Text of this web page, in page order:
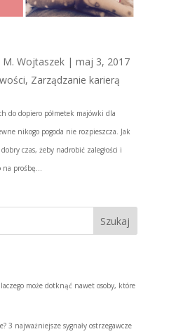
M. Wojtaszek| maj 3, 2017
, Zarządzanie karierą
do dopiero półmetek majówki dla
nikogo pogoda nie rozpieszcza. Jak
czas, żeby nadrobić zaległości i
na prośbę...
może dotknąć nawet osoby, które
3 najważniejsze sygnały ostrzegawcze